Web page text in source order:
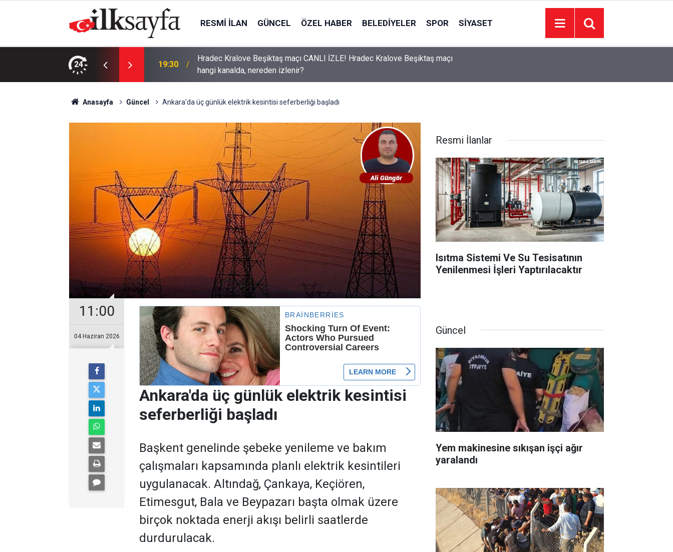
RESMI İLAN GÜNCEL ÖZEL HABER BELEDIYELER SPOR SIYASET
24
İZLE! Hradec Kralove Beşiktaş maçı
19:11 Serinlemek için girdiği kanalda yaşamını yitirdi
Anasayfa Güncel Ankara'da üç günlük elektrik kesintisi seferberliği başladı
11:00
04 Haziran 2026
Ankara'da üç günlük elektrik kesintisi
seferberliği başladı
Başkent genelinde şebeke yenileme ve bakım
çalışmaları kapsamında planlı elektrik kesintileri
uygulanacak. Altındağ, Çankaya, Keçiören,
Etimesgut, Bala ve Beypazarı başta olmak üzere
birçok noktada enerji akışı belirli saatlerde
durdurulacak.
Resmi İlanlar
Isıtma Sistemi Ve Su Tesisatının
Yenilenmesi İşleri Yaptırılacaktır
Güncel
Yem makinesine sıkışan işçi ağır
yaralandı